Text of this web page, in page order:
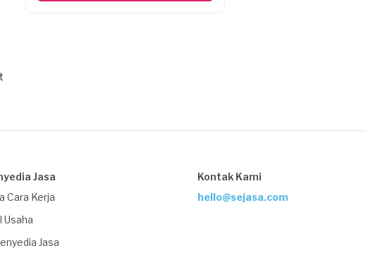
Jasa
Cara Kerja
Usaha
Jasa
Kontak Kami
hello@sejasa.com